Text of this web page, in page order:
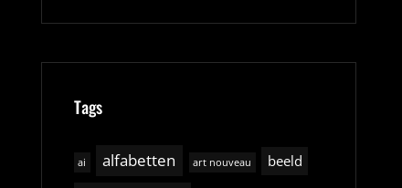
Tags
ai alfabetten art nouveau beeld